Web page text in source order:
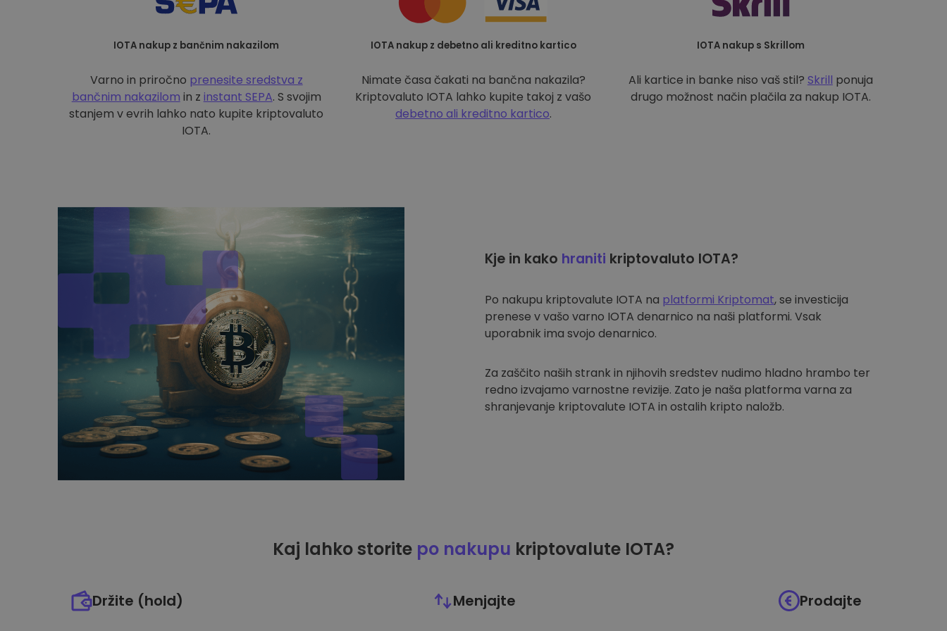
IOTA nakup z bančnim nakazilom
Varno in priročno prenesite sredstva z
bančnim nakazilom in z instant SEPA. S svojim
stanjem v evrih lahko nato kupite kriptovaluto
IOTA.
IOTA nakup z debetno ali kreditno kartico
Nimate časa čakati na bančna nakazila?
Kriptovaluto IOTA lahko kupite takoj z vašo
debetno ali kreditno kartico.
IOTA nakup s Skrillom
Ali kartice in banke niso vaš stil? Skrill ponuja
drugo možnost način plačila za nakup IOTA.
Kje in kako hraniti kriptovaluto IOTA?
Po nakupu kriptovalute IOTA na platformi Kriptomat, se investicija
prenese v vašo varno IOTA denarnico na naši platformi. Vsak
uporabnik ima svojo denarnico.
Za zaščito naših strank in njihovih sredstev nudimo hladno hrambo ter
redno izvajamo varnostne revizije. Zato je naša platforma varna za
shranjevanje kriptovalute IOTA in ostalih kripto naložb.
Kaj lahko storite po nakupu kriptovalute IOTA?
Držite (hold) Menjajte Prodajte